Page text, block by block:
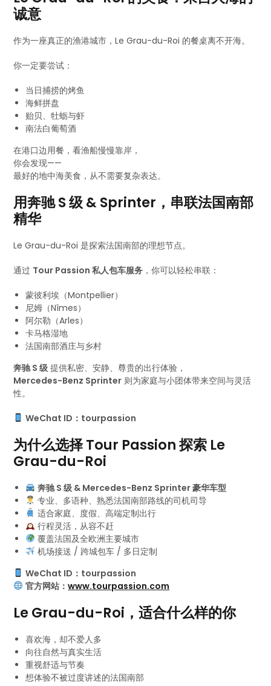
诚意
作为一座真正的渔港城市，Le Grau-du-Roi 的餐桌离不开海。
你一定要尝试：
当日捕捞的烤鱼
海鲜拼盘
贻贝、牡蛎与虾
南法白葡萄酒
在港口边用餐，看渔船慢慢靠岸，
你会发现——
最好的地中海美食，从不需要复杂表达。
用奔驰 S 级 & Sprinter，串联法国南部
精华
Le Grau-du-Roi 是探索法国南部的理想节点。
通过 Tour Passion 私人包车服务 ，你可以轻松串联：
蒙彼利埃（Montpellier）
尼姆（Nîmes）
阿尔勒（Arles）
卡马格湿地
法国南部酒庄与乡村
奔驰 S 级 提供私密、安静、尊贵的出行体验，
Mercedes-Benz Sprinter 则为家庭与小团体带来空间与灵活
性。
WeChat ID：tourpassion
为什么选择 Tour Passion 探索 Le
Grau-du-Roi
奔驰 S 级 & Mercedes-Benz Sprinter 豪华车型
专业、多语种、熟悉法国南部路线的司机司导
适合家庭、度假、高端定制出行
行程灵活，从容不赶
覆盖法国及全欧洲主要城市
机场接送 / 跨城包车 / 多日定制
WeChat ID：tourpassion
官方网站：www.tourpassion.com
Le Grau-du-Roi，适合什么样的你
喜欢海，却不爱人多
向往自然与真实生活
重视舒适与节奏
想体验不被过度讲述的法国南部